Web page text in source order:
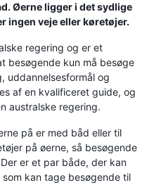
Øerne ligger i det sydlige
ingen veje eller køretøjer.
regering og er et
besøgende kun må besøge
uddannelsesformål og
af en kvalificeret guide, og
australske regering.
på er med båd eller til
på øerne, så besøgende
er et par både, der kan
kan tage besøgende til